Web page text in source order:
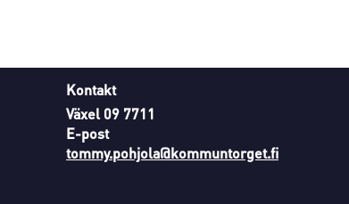
Kontakt
Växel 09 7711
E-post
tommy.pohjola@kommuntorget.fi